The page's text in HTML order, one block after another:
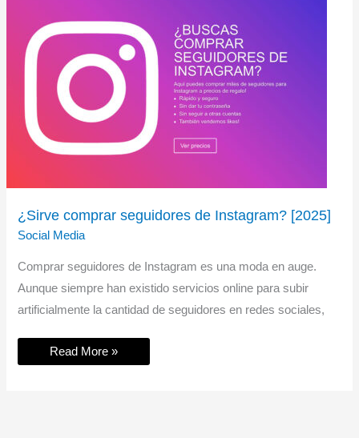
o
intangibles
¿Sirve comprar seguidores de Instagram? [2025]
Social Media
Comprar seguidores de Instagram es una moda en auge.
Aunque siempre han existido servicios online para subir
artificialmente la cantidad de seguidores en redes sociales,
¿Sirve
comprar
Read More »